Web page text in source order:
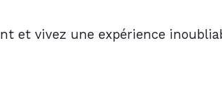
et vivez une expérience